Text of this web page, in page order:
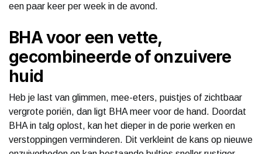
een paar keer per week in de avond.
BHA voor een vette,
gecombineerde of onzuivere
huid
Heb je last van glimmen, mee-eters, puistjes of zichtbaar
vergrote poriën, dan ligt BHA meer voor de hand. Doordat
BHA in talg oplost, kan het dieper in de porie werken en
verstoppingen verminderen. Dit verkleint de kans op nieuwe